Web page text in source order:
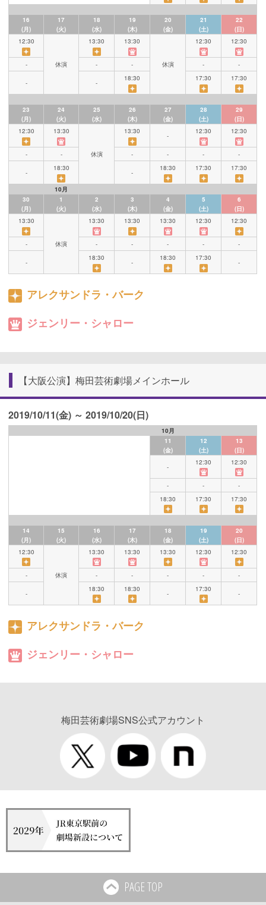
16
(月)
17
(火)
18
(水)
19
(木)
20
(金)
21
(土)
22
(日)
12:30
休演
13:30 13:30
休演
12:30 12:30
- - - - -
- -
18:30 17:30 17:30
23
(月)
24
(火)
25
(水)
26
(木)
27
(金)
28
(土)
29
(日)
12:30
13:30
休演
13:30
-
12:30 12:30
- - - - - -
-
18:30
-
18:30 17:30 17:30
10月
30
(月)
1
(火)
2
(水)
3
(木)
4
(金)
5
(土)
6
(日)
13:30
休演
13:30 13:30 13:30 12:30 12:30
- - - - - -
-
18:30
-
18:30 17:30
-
アレクサンドラ・バーク
ジェンリー・シャロー
【大阪公演】梅田芸術劇場メインホール
2019/10/11(金) ～ 2019/10/20(日)
10月
11
(金)
12
(土)
13
(日)
-
12:30 12:30
- -
-
18:30
17:30 17:30
14
(月)
15
(火)
16
(水)
17
(木)
18
(金)
19
(土)
20
(日)
12:30
休演
13:30 13:30 13:30 12:30 12:30
- - - - - -
-
18:30 18:30
-
17:30
-
アレクサンドラ・バーク
ジェンリー・シャロー
梅田芸術劇場SNS公式アカウント
PAGE TOP